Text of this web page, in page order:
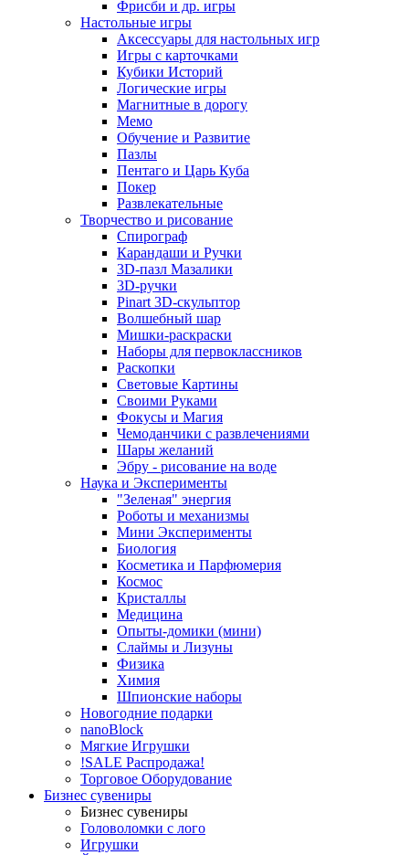
Фрисби и др. игры
Настольные игры
Аксессуары для настольных игр
Игры с карточками
Кубики Историй
Логические игры
Магнитные в дорогу
Мемо
Обучение и Развитие
Пазлы
Пентаго и Царь Куба
Покер
Развлекательные
Творчество и рисование
Спирограф
Карандаши и Ручки
3D-пазл Мазалики
3D-ручки
Pinart 3D-скульптор
Волшебный шар
Мишки-раскраски
Наборы для первоклассников
Раскопки
Световые Картины
Своими Руками
Фокусы и Магия
Чемоданчики с развлечениями
Шары желаний
Эбру - рисование на воде
Наука и Эксперименты
"Зеленая" энергия
Роботы и механизмы
Мини Эксперименты
Биология
Косметика и Парфюмерия
Космос
Кристаллы
Медицина
Опыты-домики (мини)
Слаймы и Лизуны
Физика
Химия
Шпионские наборы
Новогодние подарки
nanoBlock
Мягкие Игрушки
!SALE Распродажа!
Торговое Оборудование
Бизнес сувениры
Бизнес сувениры
Головоломки с лого
Игрушки